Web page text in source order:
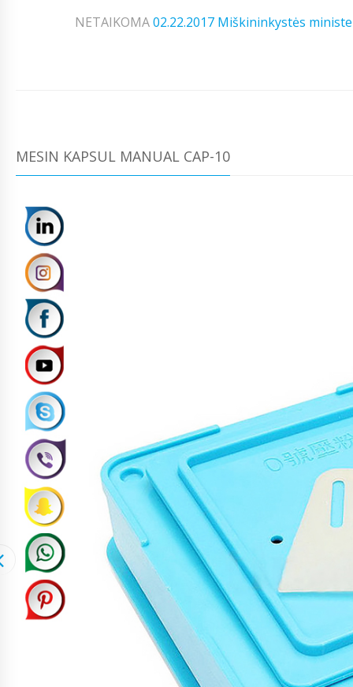
NETAIKOMA02.22.2017 Miškininkystės
MESIN KAPSUL MANUAL CAP-10